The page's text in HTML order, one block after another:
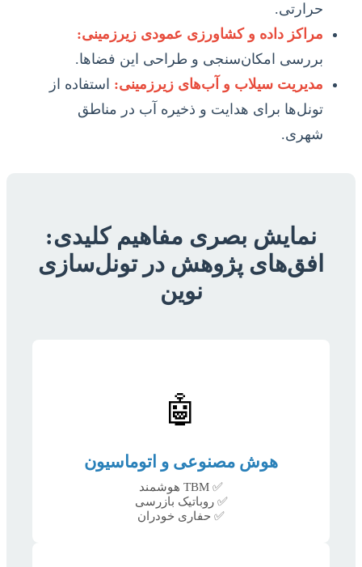
حرارتی.
مراکز داده و کشاورزی عمودی زیرزمینی:
بررسی امکان‌سنجی و طراحی این فضاها.
مدیریت سیلاب و آب‌های زیرزمینی: استفاده از
تونل‌ها برای هدایت و ذخیره آب در مناطق
شهری.
نمایش بصری مفاهیم کلیدی:
افق‌های پژوهش در تونل‌سازی
نوین
🤖
هوش مصنوعی و اتوماسیون
✅ TBM هوشمند
✅ روباتیک بازرسی
✅ حفاری خودران